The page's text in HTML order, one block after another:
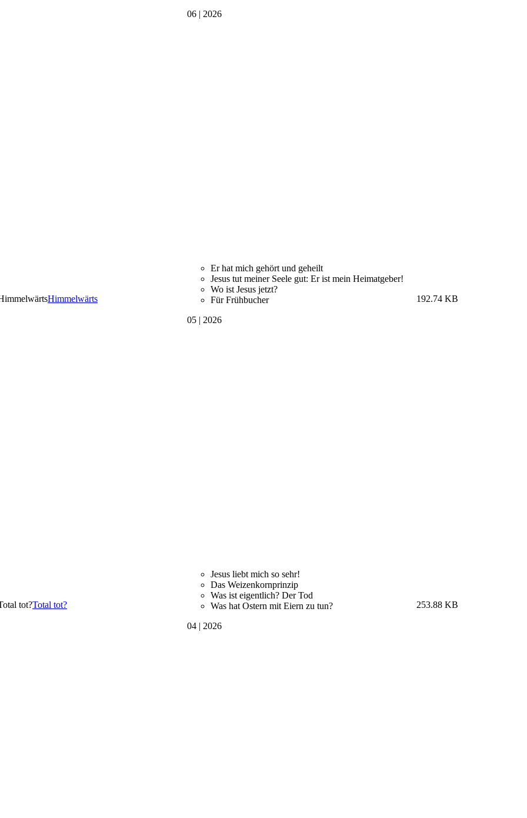
06 | 2026
Himmelwärts
Er hat mich gehört und geheilt
Jesus tut meiner Seele gut: Er ist mein Heimatgeber!
Wo ist Jesus jetzt?
Für Frühbucher
05 | 2026
192.74 KB
Total tot?
Jesus liebt mich so sehr!
Das Weizenkornprinzip
Was ist eigentlich? Der Tod
Was hat Ostern mit Eiern zu tun?
04 | 2026
253.88 KB